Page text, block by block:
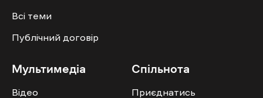
Всі теми
Публічний договір
Мультимедіа
Відео
Спільнота
Приєднатись